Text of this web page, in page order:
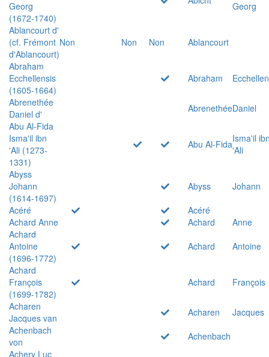
Georg
(1672-1740)
Georg
Ablancourt d'
(cf. Frémont
d'Ablancourt)
Non Non Non
Ablancourt
Abraham
Ecchellensis
(1605-1664)
Abraham
Abrenethée
Daniel d'
AbrenethéeDaniel
Abu Al-Fida
Isma'il ibn
'Ali (1273-
1331)
Abu Al-FidaIsma'il
'Ali
Abyss
Johann
(1614-1697)
Abyss
Johann
Acéré
Acéré
Achard Anne
Achard
Anne
Achard
Antoine
(1696-1772)
Achard
Antoine
Achard
François
(1699-1782)
Achard
François
Acharen
Jacques van
Acharen
Jacques
Achenbach
von
Achenbach
Achery Luc